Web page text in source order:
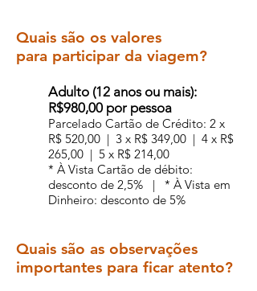
Quais são os valores
para participar da viagem?
Adulto (12 anos ou mais):
R$980,00 por pessoa
Parcelado Cartão de Crédito: 2 x
R$ 520,00 | 3 x R$ 349,00 | 4 x R$
265,00 | 5 x R$ 214,00
* À Vista Cartão de débito:
desconto de 2,5% | * À Vista em
Dinheiro: desconto de 5%
Quais são as observações
importantes para ficar atento?